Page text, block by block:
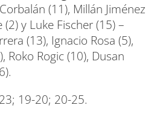
(11), Millán Jiménez
(2) y Luke Fischer (15) –
(13), Ignacio Rosa (5),
Roko Rogic (10), Dusan
19-20; 20-25.